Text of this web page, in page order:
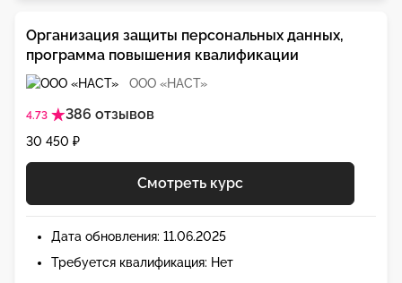
ООО «НАСТ»
4.73 386 отзывов
Организация защиты персональных данных,
программа повышения квалификации
30 450 ₽
Смотреть курс
Дата обновления: 11.06.2025
Требуется квалификация: Нет